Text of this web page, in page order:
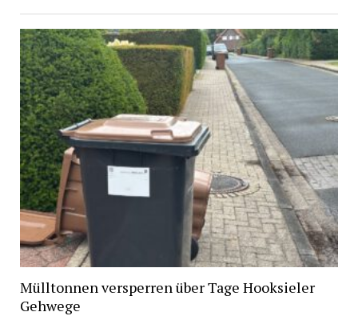
Mülltonnen versperren über Tage Hooksieler
Gehwege